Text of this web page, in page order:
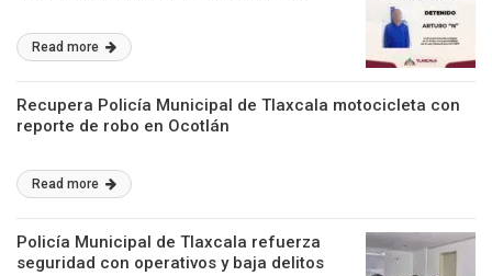
Read more
Recupera Policía Municipal de Tlaxcala motocicleta con
reporte de robo en Ocotlán
Read more
Policía Municipal de Tlaxcala refuerza
seguridad con operativos y baja delitos